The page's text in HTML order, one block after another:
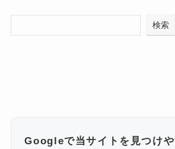
検索
Googleで当サイトを見つけや